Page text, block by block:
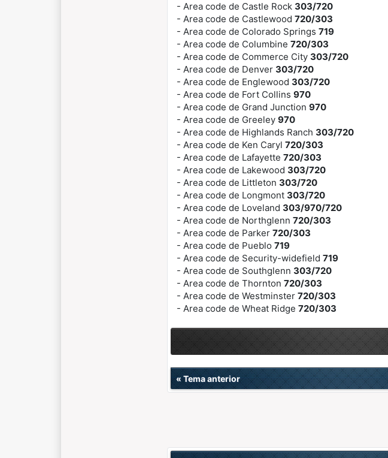
- Area code de Castle Rock 303/720
- Area code de Castlewood 720/303
- Area code de Colorado Springs 719
- Area code de Columbine 720/303
- Area code de Commerce City 303/720
- Area code de Denver 303/720
- Area code de Englewood 303/720
- Area code de Fort Collins 970
- Area code de Grand Junction 970
- Area code de Greeley 970
- Area code de Highlands Ranch 303/720
- Area code de Ken Caryl 720/303
- Area code de Lafayette 720/303
- Area code de Lakewood 303/720
- Area code de Littleton 303/720
- Area code de Longmont 303/720
- Area code de Loveland 303/970/720
- Area code de Northglenn 720/303
- Area code de Parker 720/303
- Area code de Pueblo 719
- Area code de Security-widefield 719
- Area code de Southglenn 303/720
- Area code de Thornton 720/303
- Area code de Westminster 720/303
- Area code de Wheat Ridge 720/303
« Tema anterior